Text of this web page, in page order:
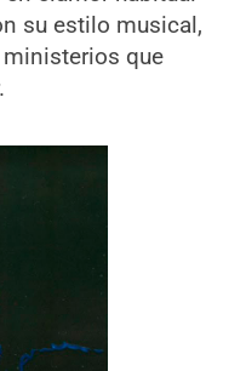
su estilo musical,
que